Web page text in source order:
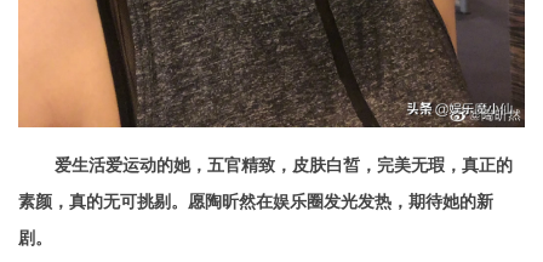
爱生活爱运动的她，五官精致，皮肤白皙，完美无瑕，真正的
素颜，真的无可挑剔。愿陶昕然在娱乐圈发光发热，期待她的新
剧。